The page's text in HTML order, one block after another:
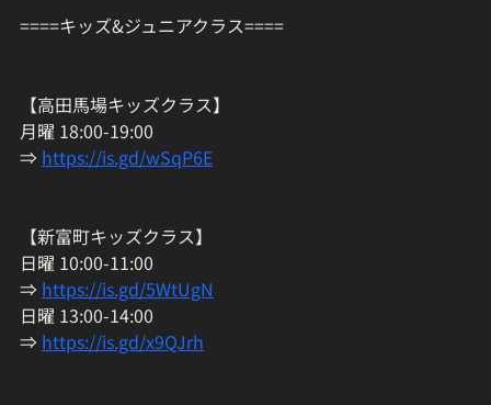
====キッズ&ジュニアクラス====
【高田馬場キッズクラス】
月曜 18:00-19:00
⇒ https://is.gd/wSqP6E
【新富町キッズクラス】
日曜 10:00-11:00
⇒ https://is.gd/5WtUgN
日曜 13:00-14:00
⇒ https://is.gd/x9QJrh